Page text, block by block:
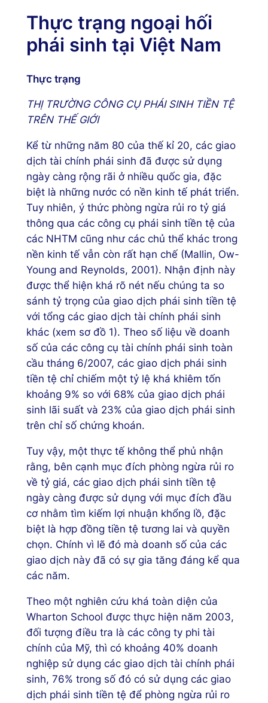
Thực trạng ngoại hối
phái sinh tại Việt Nam
Thực trạng
THỊ TRƯỜNG CÔNG CỤ PHÁI SINH TIỀN TỆ
TRÊN THẾ GIỚI
Kể từ những năm 80 của thế kỉ 20, các giao
dịch tài chính phái sinh đã được sử dụng
ngày càng rộng rãi ở nhiều quốc gia, đặc
biệt là những nước có nền kinh tế phát triển.
Tuy nhiên, ý thức phòng ngừa rủi ro tỷ giá
thông qua các công cụ phái sinh tiền tệ của
các NHTM cũng như các chủ thể khác trong
nền kinh tế vẫn còn rất hạn chế (Mallin, Ow-
Young and Reynolds, 2001). Nhận định này
được thể hiện khá rõ nét nếu chúng ta so
sánh tỷ trọng của giao dịch phái sinh tiền tệ
với tổng các giao dịch tài chính phái sinh
khác (xem sơ đồ 1). Theo số liệu về doanh
số của các công cụ tài chính phái sinh toàn
cầu tháng 6/2007, các giao dịch phái sinh
tiền tệ chỉ chiếm một tỷ lệ khá khiêm tốn
khoảng 9% so với 68% của giao dịch phái
sinh lãi suất và 23% của giao dịch phái sinh
trên chỉ số chứng khoán.
Tuy vậy, một thực tế không thể phủ nhận
rằng, bên cạnh mục đích phòng ngừa rủi ro
về tỷ giá, các giao dịch phái sinh tiền tệ
ngày càng được sử dụng với mục đích đầu
cơ nhằm tìm kiếm lợi nhuận khổng lồ, đặc
biệt là hợp đồng tiền tệ tương lai và quyền
chọn. Chính vì lẽ đó mà doanh số của các
giao dịch này đã có sự gia tăng đáng kể qua
các năm.
Theo một nghiên cứu khá toàn diện của
Wharton School được thực hiện năm 2003,
đối tượng điều tra là các công ty phi tài
chính của Mỹ, thì có khoảng 40% doanh
nghiệp sử dụng các giao dịch tài chính phái
sinh, 76% trong số đó có sử dụng các giao
dịch phái sinh tiền tệ để phòng ngừa rủi ro